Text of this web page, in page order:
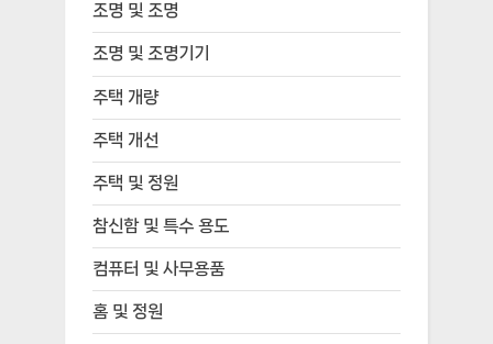
조명 및 조명
조명 및 조명기기
주택 개량
주택 개선
주택 및 정원
참신함 및 특수 용도
컴퓨터 및 사무용품
홈 및 정원